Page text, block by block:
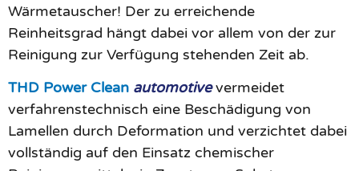
Wärmetauscher! Der zu erreichende
Reinheitsgrad hängt dabei vor allem von der zur
Reinigung zur Verfügung stehenden Zeit ab.
THD Power Clean automotivevermeidet
verfahrenstechnisch eine Beschädigung von
Lamellen durch Deformation und verzichtet dabei
vollständig auf den Einsatz chemischer